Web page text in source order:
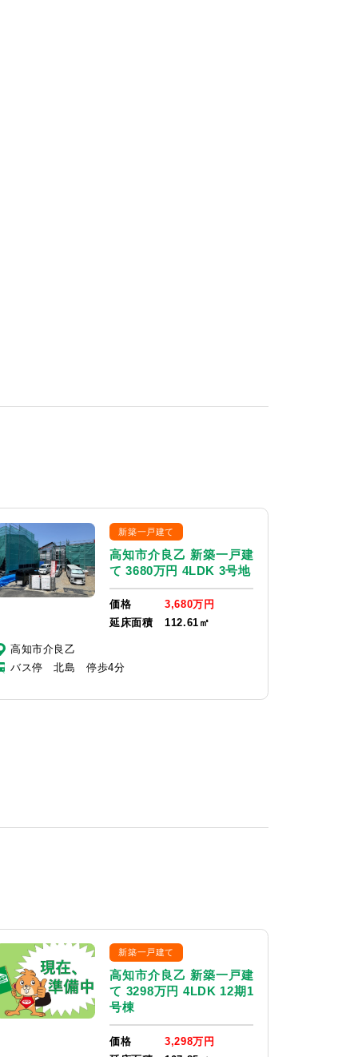
新築一戸建て
高知市介良乙 新築一戸建
て 3680万円 4LDK 3号地
価格
3,680万円
延床面積
112.61㎡
高知市介良乙
バス停 北島 停歩4分
新築一戸建て
高知市介良乙 新築一戸建
て 3298万円 4LDK 12期1
号棟
価格
3,298万円